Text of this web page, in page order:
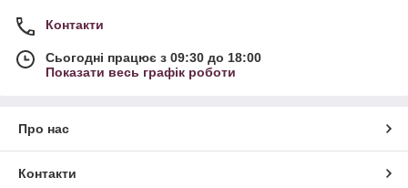
Контакти
Сьогодні працює з 09:30 до 18:00
Показати весь графік роботи
Про нас
Контакти